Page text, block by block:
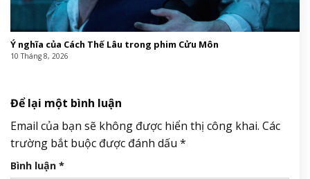
Ý nghĩa của Cách Thế Lâu trong phim Cửu Môn
10 Tháng 8, 2026
Để lại một bình luận
Email của bạn sẽ không được hiển thị công khai. Các
trường bắt buộc được đánh dấu *
Bình luận *